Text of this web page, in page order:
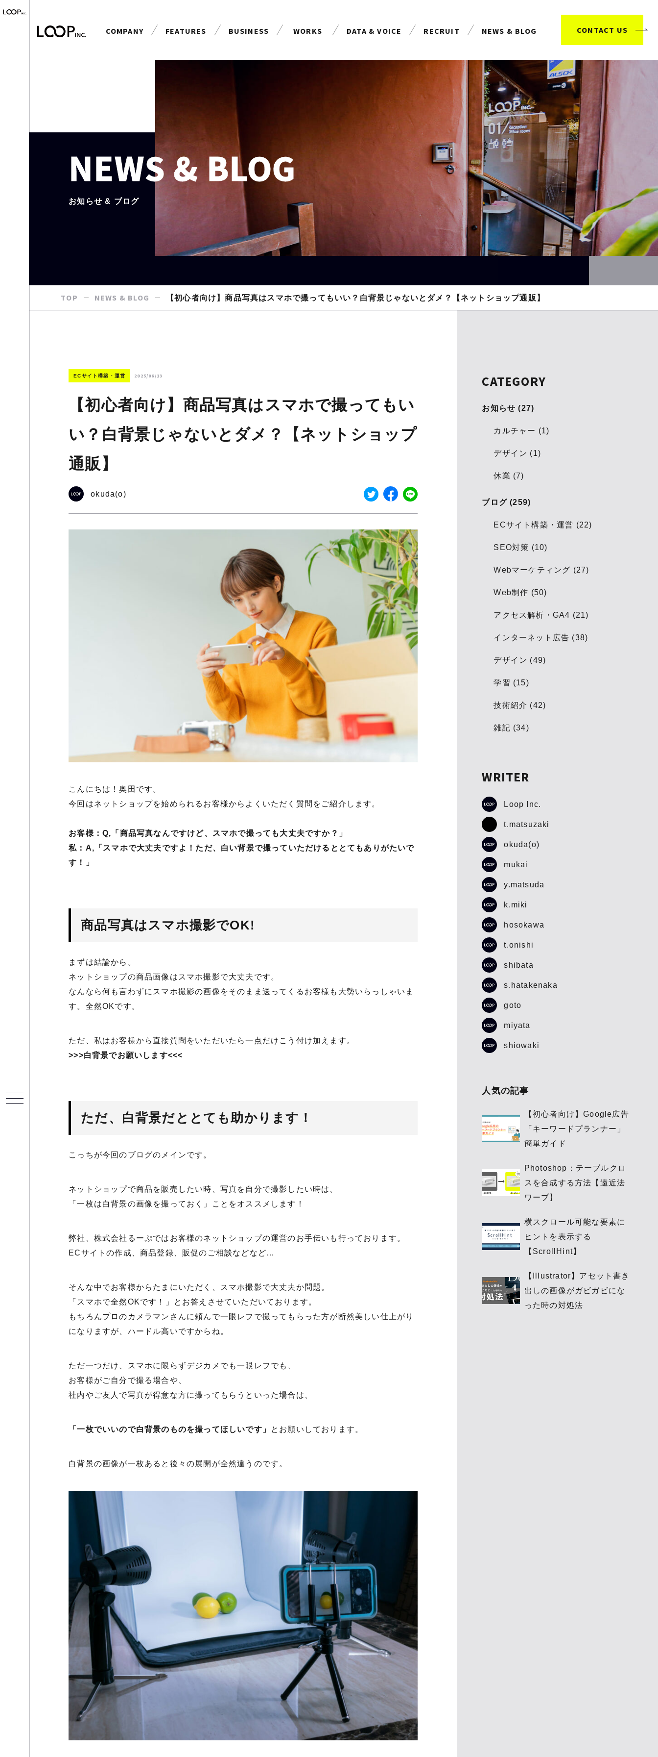
COMPANY
FEATURES
BUSINESS
WORKS
DATA & VOICE
RECRUIT
NEWS & BLOG
CONTACT US
NEWS & BLOG
お知らせ & ブログ
TOP NEWS & BLOG 【初心者向け】商品写真はスマホで撮ってもいい？白背景じゃないとダメ？【ネットショップ通販】
ECサイト構築・運営 2025/06/13
【初心者向け】商品写真はスマホで撮ってもい
い？白背景じゃないとダメ？【ネットショップ
通販】
okuda(o)
こんにちは！奥田です。
今回はネットショップを始められるお客様からよくいただく質問をご紹介します。
お客様：Q,「商品写真なんですけど、スマホで撮っても大丈夫ですか？」
私：A,「スマホで大丈夫ですよ！ただ、白い背景で撮っていただけるととてもありがたいで
す！」
商品写真はスマホ撮影でOK!
まずは結論から。
ネットショップの商品画像はスマホ撮影で大丈夫です。
なんなら何も言わずにスマホ撮影の画像をそのまま送ってくるお客様も大勢いらっしゃいま
す。全然OKです。
ただ、私はお客様から直接質問をいただいたら一点だけこう付け加えます。
>>>白背景でお願いします<<<
ただ、白背景だととても助かります！
こっちが今回のブログのメインです。
ネットショップで商品を販売したい時、写真を自分で撮影したい時は、
「一枚は白背景の画像を撮っておく」ことをオススメします！
弊社、株式会社るーぷではお客様のネットショップの運営のお手伝いも行っております。
ECサイトの作成、商品登録、販促のご相談などなど…
そんな中でお客様からたまにいただく、スマホ撮影で大丈夫か問題。
「スマホで全然OKです！」とお答えさせていただいております。
もちろんプロのカメラマンさんに頼んで一眼レフで撮ってもらった方が断然美しい仕上がり
になりますが、ハードル高いですからね。
ただ一つだけ、スマホに限らずデジカメでも一眼レフでも、
お客様がご自分で撮る場合や、
社内やご友人で写真が得意な方に撮ってもらうといった場合は、
「一枚でいいので白背景のものを撮ってほしいです」 とお願いしております。
白背景の画像が一枚あると後々の展開が全然違うのです。
CATEGORY
お知らせ (27)
カルチャー (1)
デザイン (1)
休業 (7)
ブログ (259)
ECサイト構築・運営 (22)
SEO対策 (10)
Webマーケティング (27)
Web制作 (50)
アクセス解析・GA4 (21)
インターネット広告 (38)
デザイン (49)
学習 (15)
技術紹介 (42)
雑記 (34)
WRITER
Loop Inc.
t.matsuzaki
okuda(o)
mukai
y.matsuda
k.miki
hosokawa
t.onishi
shibata
s.hatakenaka
goto
miyata
shiowaki
人気の記事
【初心者向け】Google広告
「キーワードプランナー」
簡単ガイド
Photoshop：テーブルクロ
スを合成する方法【遠近法
ワープ】
横スクロール可能な要素に
ヒントを表示する
【ScrollHint】
【Illustrator】アセット書き
出しの画像がガビガビにな
った時の対処法